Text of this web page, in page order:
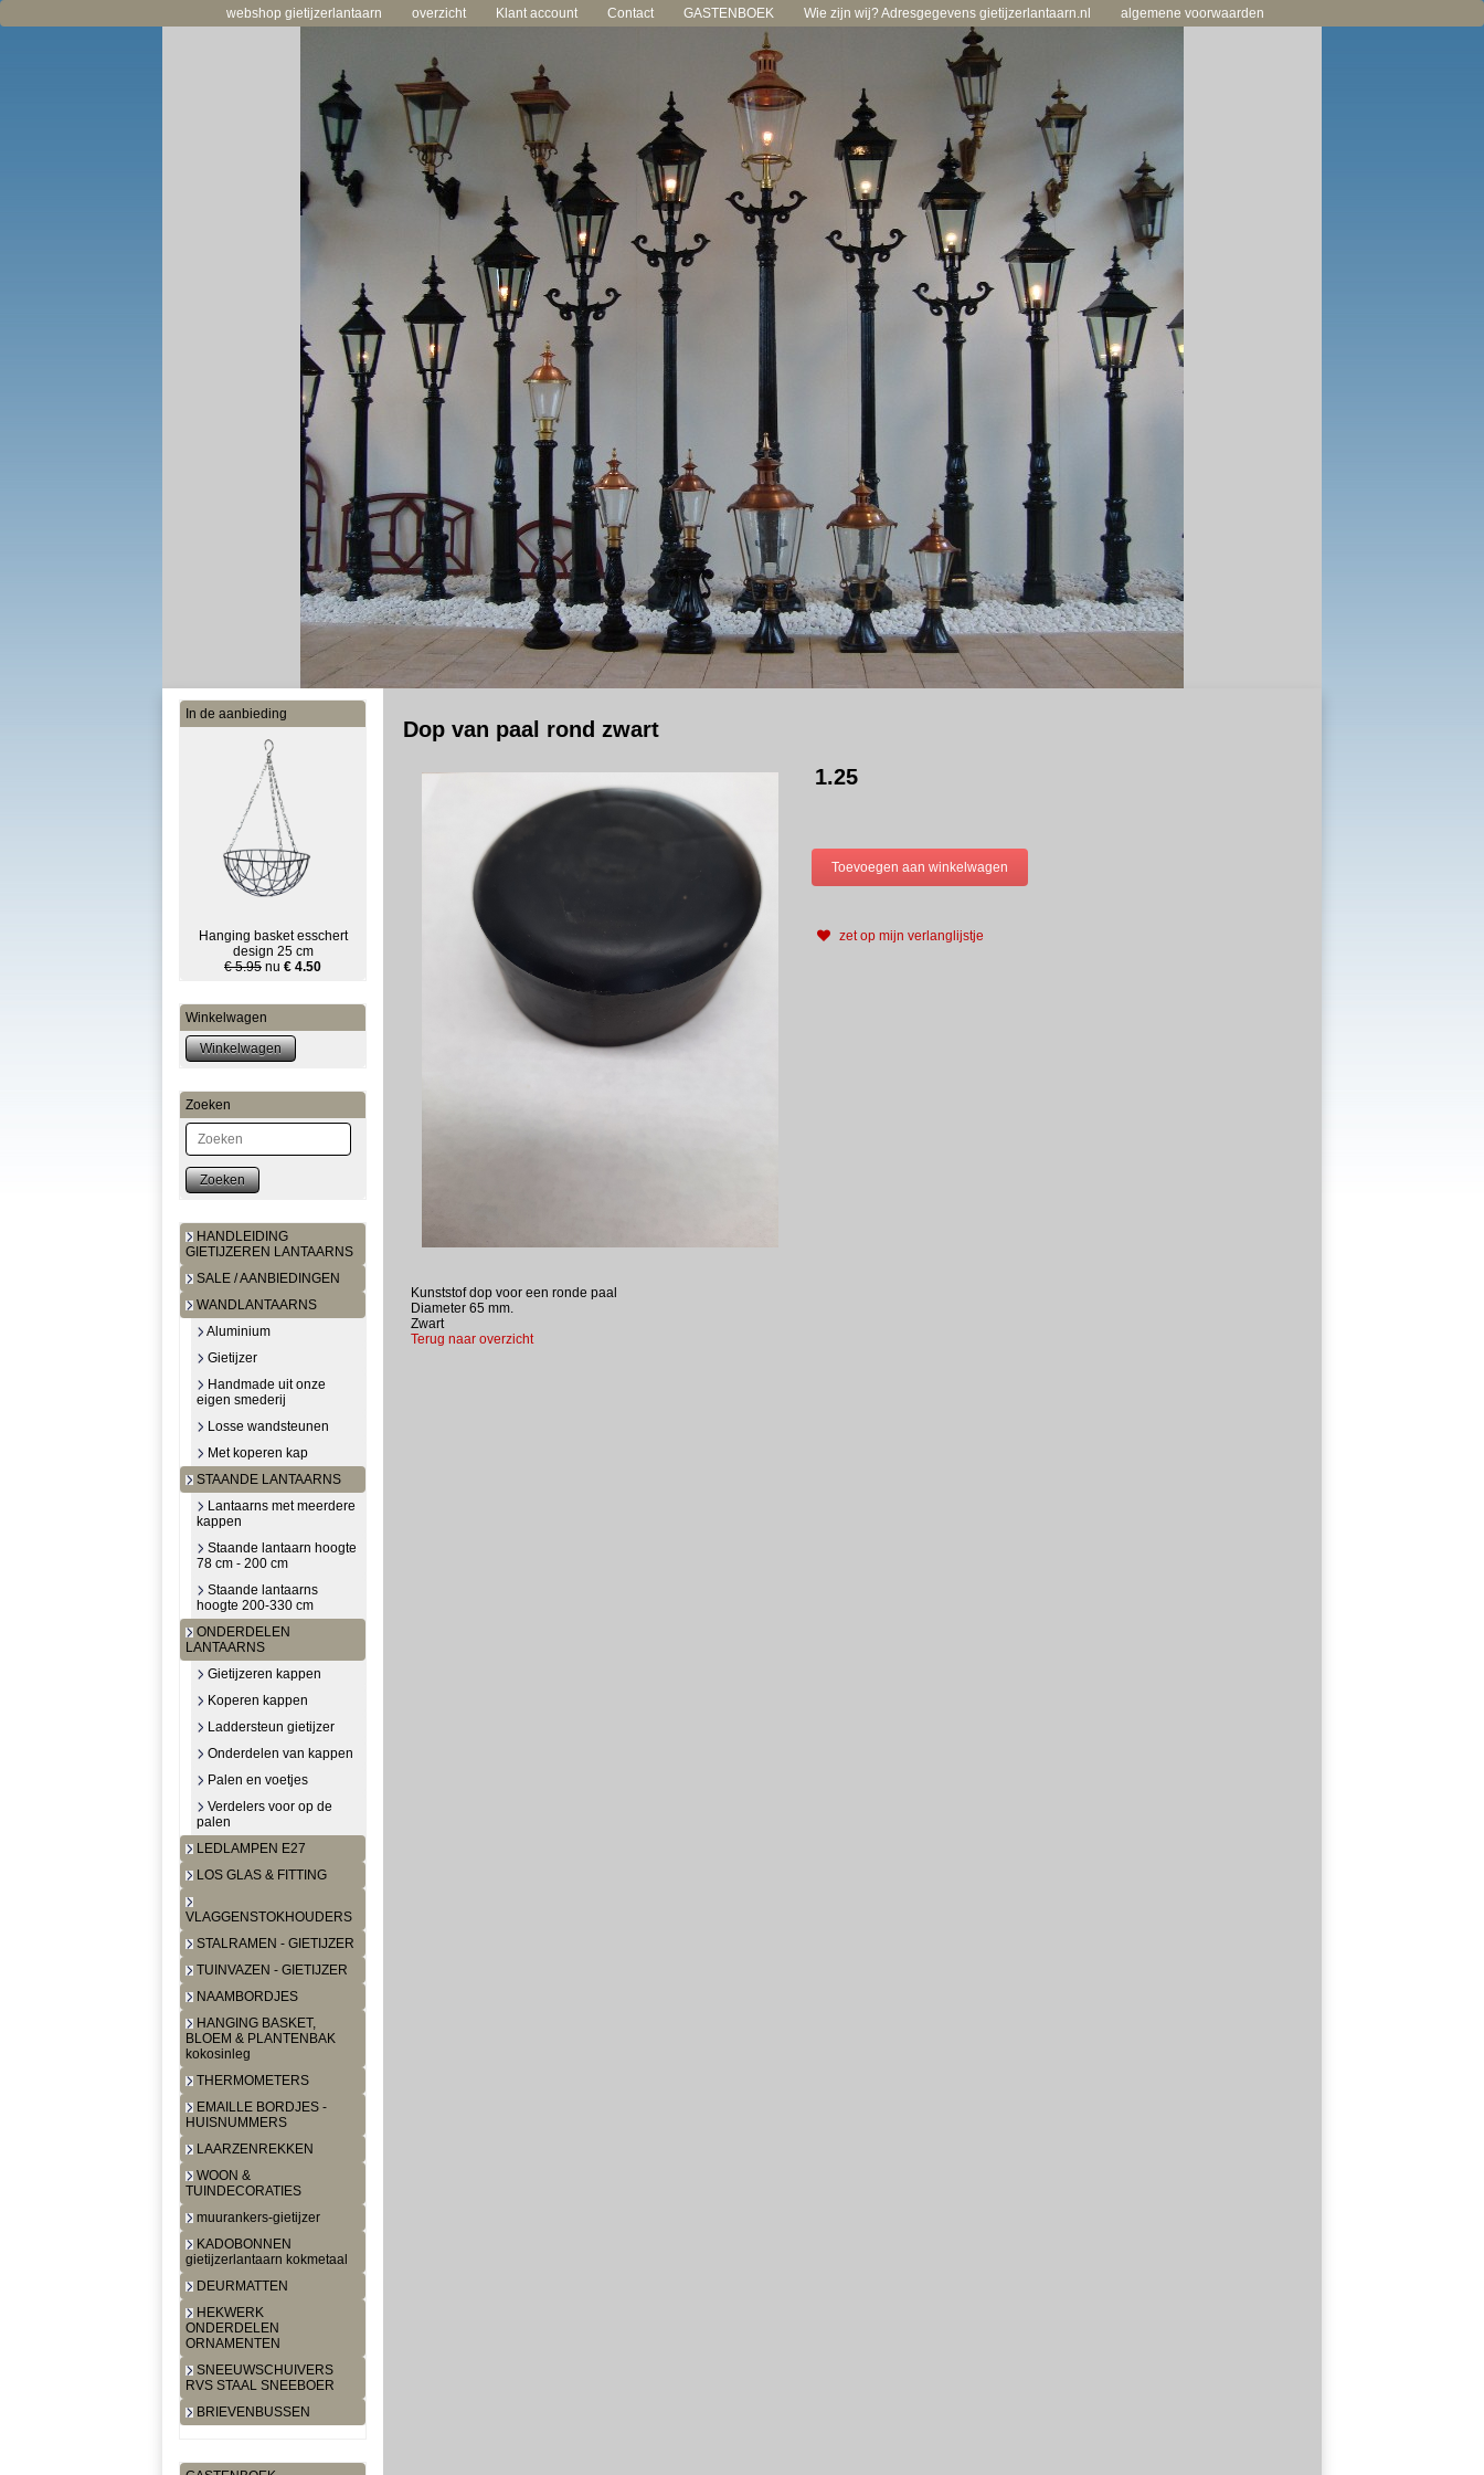
webshop gietijzerlantaarn overzicht Klant account Contact GASTENBOEK Wie zijn wij? Adresgegevens gietijzerlantaarn.nl algemene voorwaarden
In de aanbieding
Hanging basket esschert
design 25 cm
€ 5.95 nu € 4.50
Winkelwagen
Zoeken
Zoeken
HANDLEIDING
GIETIJZEREN LANTAARNS
SALE / AANBIEDINGEN
WANDLANTAARNS
Aluminium
Gietijzer
Handmade uit onze
eigen smederij
Losse wandsteunen
Met koperen kap
STAANDE LANTAARNS
Lantaarns met meerdere
kappen
Staande lantaarn hoogte
78 cm - 200 cm
Staande lantaarns
hoogte 200-330 cm
ONDERDELEN
LANTAARNS
Gietijzeren kappen
Koperen kappen
Laddersteun gietijzer
Onderdelen van kappen
Palen en voetjes
Verdelers voor op de
palen
LEDLAMPEN E27
LOS GLAS & FITTING
VLAGGENSTOKHOUDERS
STALRAMEN - GIETIJZER
TUINVAZEN - GIETIJZER
NAAMBORDJES
HANGING BASKET,
BLOEM & PLANTENBAK
kokosinleg
THERMOMETERS
EMAILLE BORDJES -
HUISNUMMERS
LAARZENREKKEN
WOON &
TUINDECORATIES
muurankers-gietijzer
KADOBONNEN
gietijzerlantaarn kokmetaal
DEURMATTEN
HEKWERK
ONDERDELEN
ORNAMENTEN
SNEEUWSCHUIVERS
RVS STAAL SNEEBOER
BRIEVENBUSSEN
Dop van paal rond zwart
1.25
zet op mijn verlanglijstje
Kunststof dop voor een ronde paal
Diameter 65 mm.
Zwart
Terug naar overzicht